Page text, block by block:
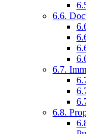
6.6.
6.7.
6.8.